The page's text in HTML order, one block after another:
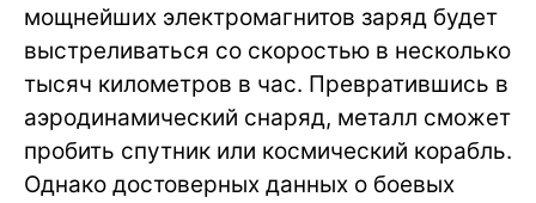
мощнейших электромагнитов заряд будет
выстреливаться со скоростью в несколько
тысяч километров в час. Превратившись в
аэродинамический снаряд, металл сможет
пробить спутник или космический корабль.
Однако достоверных данных о боевых